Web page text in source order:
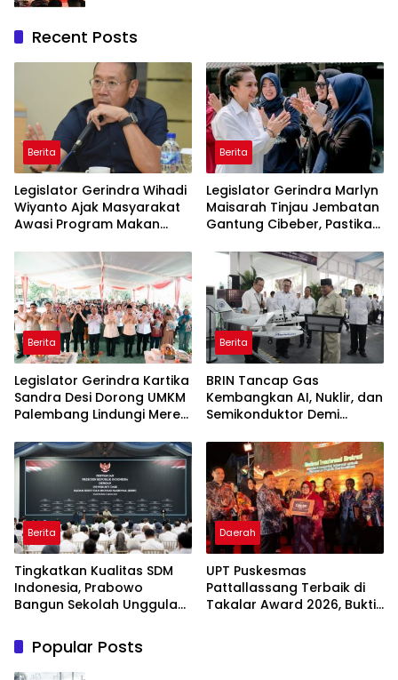
Recent Posts
Berita
Legislator Gerindra Wihadi
Wiyanto Ajak Masyarakat
Awasi Program Makan
Sasaran
Berita
Legislator Gerindra Marlyn
Maisarah Tinjau Jembatan
Gantung Cibeber, Pastikan
Berita
Legislator Gerindra Kartika
Sandra Desi Dorong UMKM
Palembang Lindungi Merek
Berita
BRIN Tancap Gas
Kembangkan AI, Nuklir, dan
Semikonduktor Demi
Indonesia
Berita
Tingkatkan Kualitas SDM
Indonesia, Prabowo
Bangun Sekolah Unggulan
Terbaik Dunia
Daerah
UPT Puskesmas
Pattallassang Terbaik di
Takalar Award 2026, Bukti
Popular Posts